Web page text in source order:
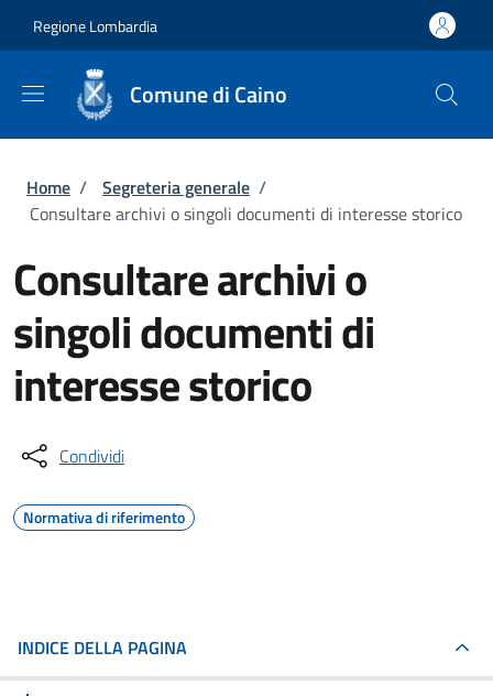
Regione Lombardia
Comune di Caino
Briciole di pane
Home / Segreteria generale /
Consultare archivi o singoli documenti di interesse storico
Consultare archivi o
singoli documenti di
interesse storico
Condividi
Normativa di riferimento
INDICE DELLA PAGINA